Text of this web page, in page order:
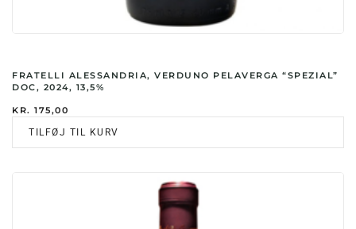
FRATELLI ALESSANDRIA, VERDUNO PELAVERGA “SPEZIAL”
DOC, 2024, 13,5%
KR. 175,00
TILFØJ TIL KURV